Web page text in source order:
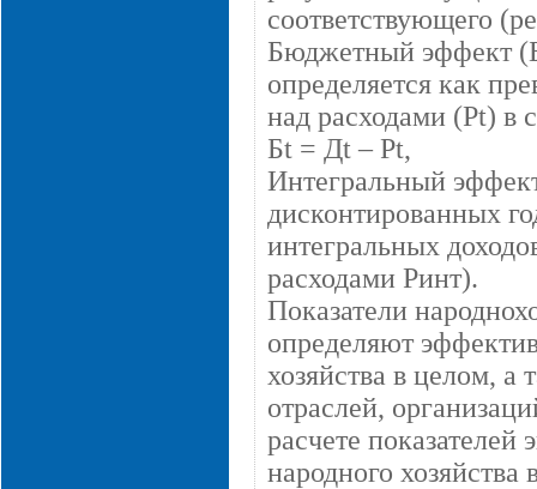
соответствующего
Бюджетный эффект
определяется как
над расходами (Рt) в
Бt = Дt – Рt,
Интегральный
дисконтированных
интегральных
расходами Ринт).
Показатели
определяют
хозяйства в целом, а
отраслей,
расчете
народного хозяйства